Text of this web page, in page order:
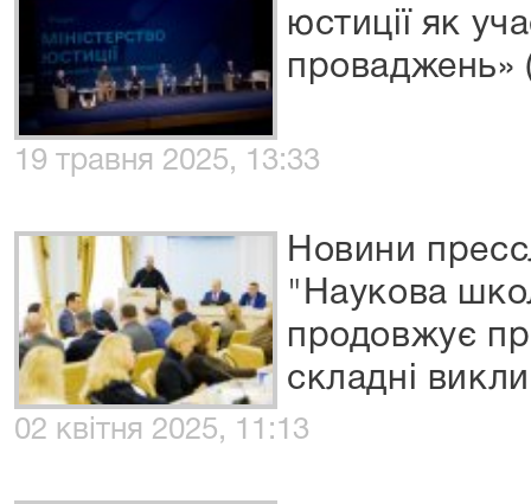
юстиції як
проваджень»
19 травня 2025, 13:33
Новини
"Наукова
продовжує
складні
02 квітня 2025, 11:13